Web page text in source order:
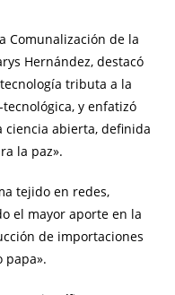
Comunalización de la
Hernández, destacó
tributa a la
y enfatizó
ciencia abierta, definida
la paz».
tejido en redes,
el mayor aporte en la
de importaciones
papa».